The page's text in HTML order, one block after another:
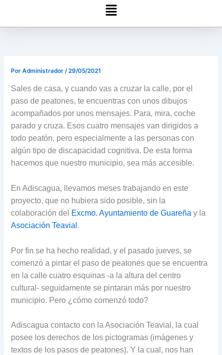
Menú
PorAdministrador/29/05/2021
Sales de casa, y cuando vas a cruzar la calle, por el
paso de peatones, te encuentras con unos dibujos
acompañados por unos mensajes. Para, mira, coche
parado y cruza. Esos cuatro mensajes van dirigidos a
todo peatón, pero especialmente a las personas con
algún tipo de discapacidad cognitiva. De esta forma
hacemos que nuestro municipio, sea más accesible.
En Adiscagua, llevamos meses trabajando en este
proyecto, que no hubiera sido posible, sin la
colaboración del Excmo. Ayuntamiento de Guareña y la
Asociación Teavial .
Por fin se ha hecho realidad, y el pasado jueves, se
comenzó a pintar el paso de peatones que se encuentra
en la calle cuatro esquinas -a la altura del centro
cultural- seguidamente se pintaran más por nuestro
municipio. Pero ¿cómo comenzó todo?
Adiscagua contacto con la Asociación Teavial, la cual
posee los derechos de los pictogramas (imágenes y
textos de los pasos de peatones). Y la cual, nos han